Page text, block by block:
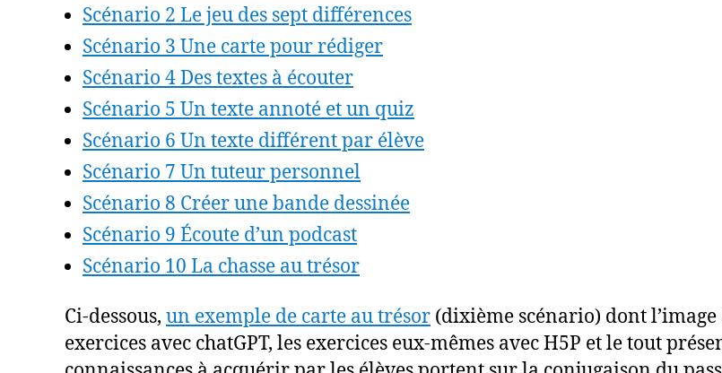
Scénario 2 Le jeu des sept différences
Scénario 3 Une carte pour rédiger
Scénario 4 Des textes à écouter
Scénario 5 Un texte annoté et un quiz
Scénario 6 Un texte différent par élève
Scénario 7 Un tuteur personnel
Scénario 8 Créer une bande dessinée
Scénario 9 Écoute d’un podcast
Scénario 10 La chasse au trésor
Ci-dessous, un exemple de carte au trésor (dixième scénario) dont
exercices avec chatGPT, les exercices eux-mêmes avec H5P et le tout